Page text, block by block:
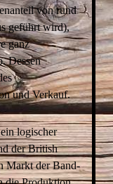
von rund
geführt wird),
ganz
Dessen
und Verkauf.
logischer
der British
Markt der Band-